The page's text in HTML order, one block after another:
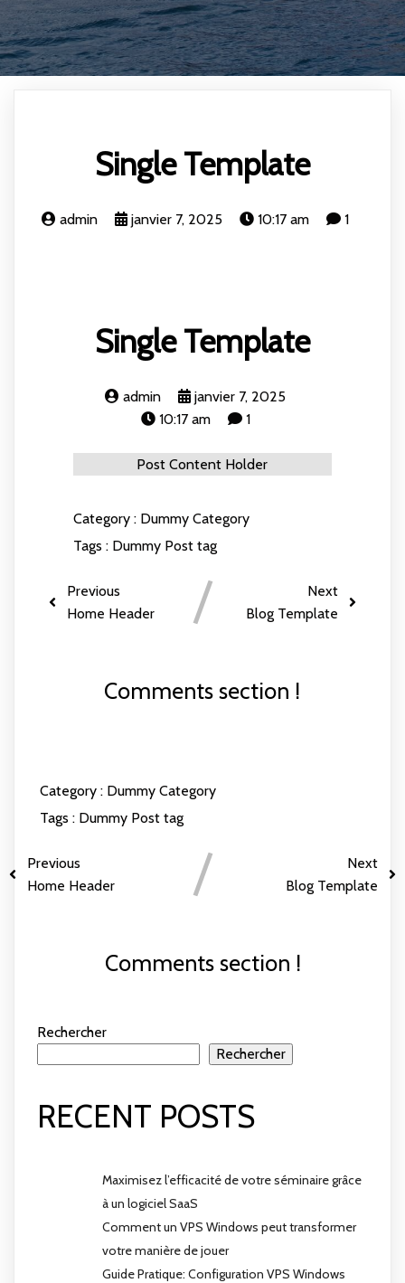
Single Template
admin janvier 7, 2025 10:17 am 1
Single Template
admin
janvier 7, 2025
10:17 am
1
Post Content Holder
Category : Dummy Category
Tags : Dummy Post tag
Previous
Home Header
Next
Blog Template
Comments section !
Category : Dummy Category
Tags : Dummy Post tag
Previous
Home Header
Next
Blog Template
Comments section !
Rechercher
Rechercher
RECENT POSTS
Maximisez l’efficacité de votre séminaire grâce
à un logiciel SaaS
Comment un VPS Windows peut transformer
votre manière de jouer
Guide Pratique: Configuration VPS Windows